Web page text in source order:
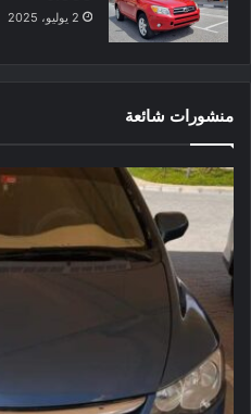
2 يوليو، 2025
منشورات شائعة